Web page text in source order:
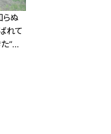
らぬ
れて
“真